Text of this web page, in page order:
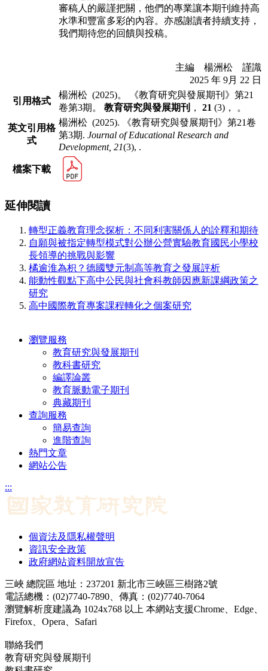
審稿人的嚴謹把關，他們的專業讓本期刊維持高
水準和豐富多彩的內容。亦感謝讀者持續支持，
我們期待您的回饋與投稿。
主編 楊洲松 謹識
2025 年 9月 22 日
引用格式
楊洲松 (2025)。 《教育研究與發展期刊》第21
卷第3期。 教育研究與發展期刊 ， 21 (3)， 。
英文引用格
式
楊洲松 (2025). 《教育研究與發展期刊》第21卷
第3期. Journal of Educational Research and
Development, 21(3), .
檔案下載
延伸閱讀
轉型正義教育理念探析：不同利害關係人的詮釋和期待
自願與被指定轉型模式對公辦公營實驗教育國民小學校
長領導的挑戰與影響
橘逾淮為枳？德國雙元制高等教育之發展評析
能動性觀點下高中公民與社會科教師因應新課綱政策之
研究
高中國際教育專案課程轉化之個案研究
瀏覽服務
教育研究與發展期刊
教科書研究
編譯論叢
教育脈動電子期刊
典藏期刊
查詢服務
簡易查詢
進階查詢
熱門文章
網站公告
:::
個資法及隱私權聲明
資訊安全政策
政府網站資料開放宣告
三峽 總院區 地址：237201 新北市三峽區三樹路2號
電話總機：(02)7740-7890、傳真：(02)7740-7064
瀏覽解析度建議為 1024x768 以上 本網站支援Chrome、Edge、
Firefox、Opera、Safari
聯絡我們
教育研究與發展期刊